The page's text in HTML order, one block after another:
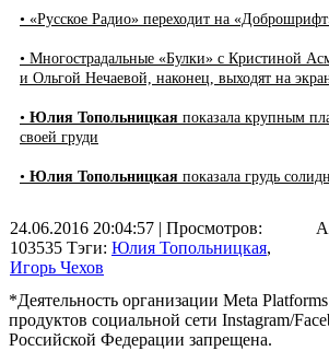
• «Русское Радио» переходит на
• Многострадальные «Булки» с Кристиной
и Ольгой Нечаевой, наконец, выходят на
• Юлия Топольницкая показала крупным
своей груди
• Юлия Топольницкая показала грудь
24.06.2016 20:04:57 | Просмотров:
103535 Тэги: Юлия Топольницкая,
Игорь Чехов
*Деятельность организации Meta
продуктов социальной сети Instagram/
Российской Федерации запрещена.